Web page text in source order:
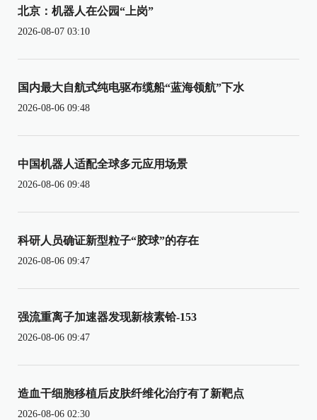
北京：机器人在公园“上岗”
2026-08-07 03:10
国内最大自航式纯电驱布缆船“蓝海领航”下水
2026-08-06 09:48
中国机器人适配全球多元应用场景
2026-08-06 09:48
科研人员确证新型粒子“胶球”的存在
2026-08-06 09:47
强流重离子加速器发现新核素铪-153
2026-08-06 09:47
造血干细胞移植后皮肤纤维化治疗有了新靶点
2026-08-06 02:30